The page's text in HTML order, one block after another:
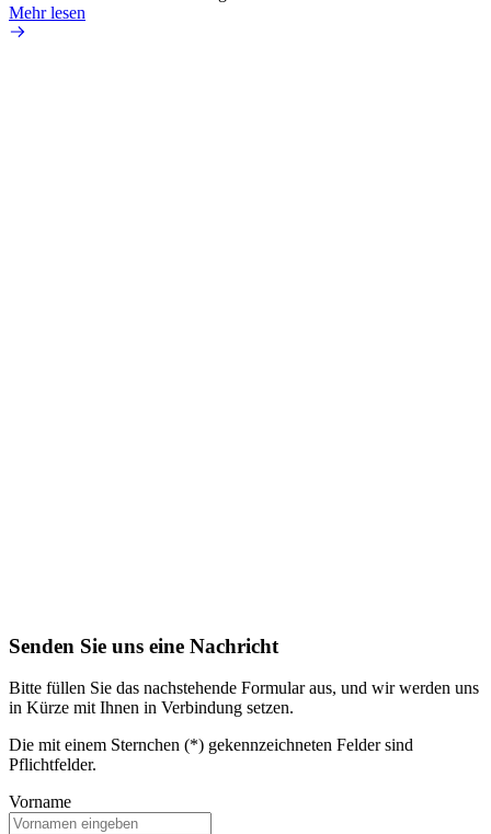
Mehr lesen
Senden Sie uns eine Nachricht
Bitte füllen Sie das nachstehende Formular aus, und wir werden uns
in Kürze mit Ihnen in Verbindung setzen.
Die mit einem Sternchen (*) gekennzeichneten Felder sind
Pflichtfelder.
Vorname